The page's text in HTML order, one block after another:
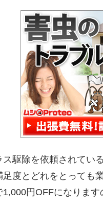
駆除を依頼されてい
度とどれをとっても
円OFFになりま